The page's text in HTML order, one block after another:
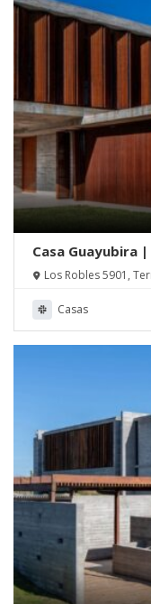
Casa Guayubira
Los Robles 5901,
Casas